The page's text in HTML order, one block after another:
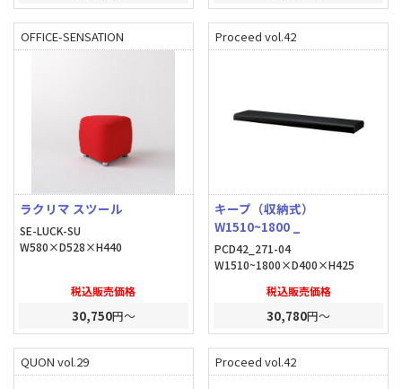
OFFICE-SENSATION
ラクリマ スツール
SE-LUCK-SU
W580×D528×H440
税込販売価格
30,750円～
Proceed vol.42
キープ（収納式）
W1510~1800 _
PCD42_271-04
W1510~1800×D400×H425
税込販売価格
30,780円～
QUON vol.29 Proceed vol.42